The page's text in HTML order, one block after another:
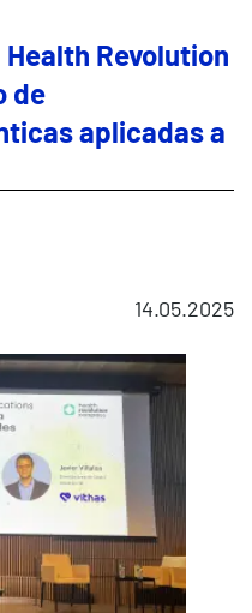
Revolution
de
aplicadas a
14.05.2025